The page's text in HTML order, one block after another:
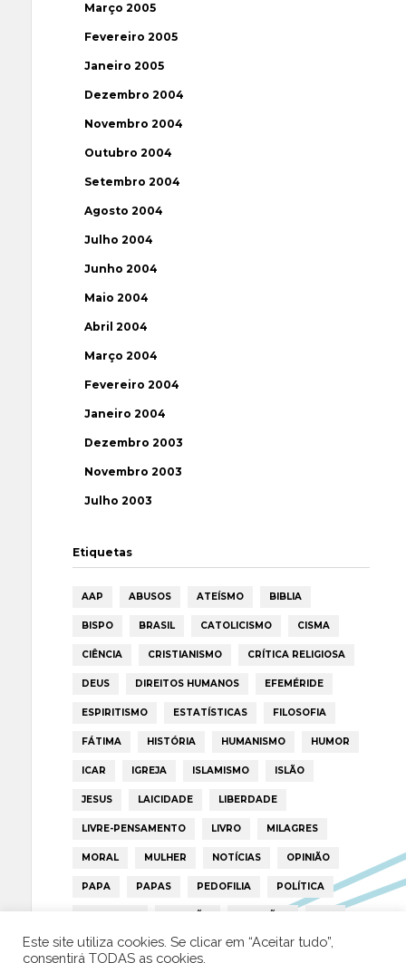
Março 2005
Fevereiro 2005
Janeiro 2005
Dezembro 2004
Novembro 2004
Outubro 2004
Setembro 2004
Agosto 2004
Julho 2004
Junho 2004
Maio 2004
Abril 2004
Março 2004
Fevereiro 2004
Janeiro 2004
Dezembro 2003
Novembro 2003
Julho 2003
Etiquetas
AAP ABUSOS ATEÍSMO BIBLIA
BISPO BRASIL CATOLICISMO CISMA
CIÊNCIA CRISTIANISMO CRÍTICA RELIGIOSA
DEUS DIREITOS HUMANOS EFEMÉRIDE
ESPIRITISMO ESTATÍSTICAS FILOSOFIA
FÁTIMA HISTÓRIA HUMANISMO HUMOR
ICAR IGREJA ISLAMISMO ISLÃO
JESUS LAICIDADE LIBERDADE
LIVRE-PENSAMENTO LIVRO MILAGRES
MORAL MULHER NOTÍCIAS OPINIÃO
PAPA PAPAS PEDOFILIA POLÍTICA
PORTUGAL RELIGIÃO RELIGIÕES RTP
TRUMP VATICANO
Este site utiliza cookies. Se clicar em “Aceitar tudo”,
consentirá TODAS as cookies.